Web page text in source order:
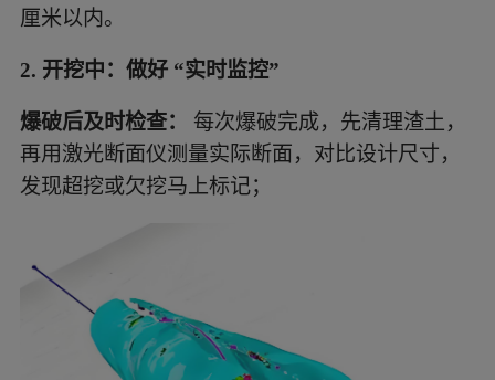
厘米以内。
2. 开挖中：做好 “实时监控”
爆破后及时检查： 每次爆破完成，先清理渣土，
再用激光断面仪测量实际断面，对比设计尺寸，
发现超挖或欠挖马上标记；